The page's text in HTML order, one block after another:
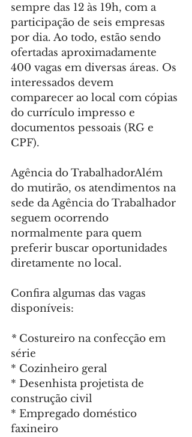
sempre das 12 às 19h, com a
participação de seis empresas
por dia. Ao todo, estão sendo
ofertadas aproximadamente
400 vagas em diversas áreas. Os
interessados devem
comparecer ao local com cópias
do currículo impresso e
documentos pessoais (RG e
CPF).
Agência do TrabalhadorAlém
do mutirão, os atendimentos na
sede da Agência do Trabalhador
seguem ocorrendo
normalmente para quem
preferir buscar oportunidades
diretamente no local.
Confira algumas das vagas
disponíveis:
* Costureiro na confecção em
série
* Cozinheiro geral
* Desenhista projetista de
construção civil
* Empregado doméstico
faxineiro